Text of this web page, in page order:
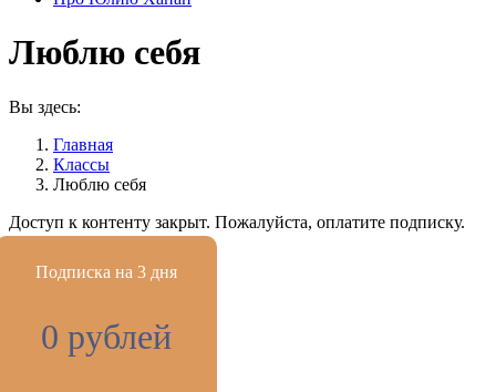
Люблю себя
Вы здесь:
Главная
Классы
Люблю себя
Доступ к контенту закрыт. Пожалуйста, оплатите подписку.
Подписка на 3 дня
0 рублей